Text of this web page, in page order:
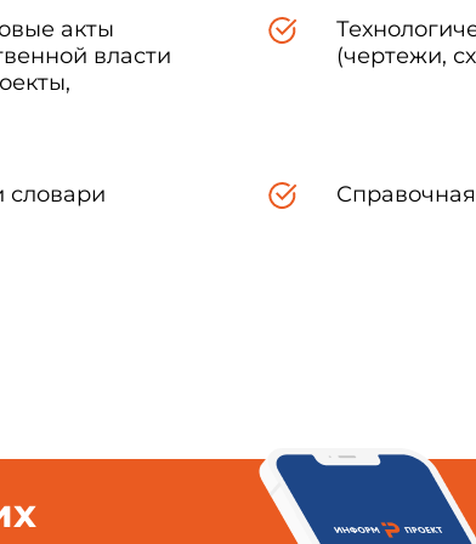
отрывки, в которых после резко
должны включаться инструменты, имеющие
акты
власти
(чертежи,
словари